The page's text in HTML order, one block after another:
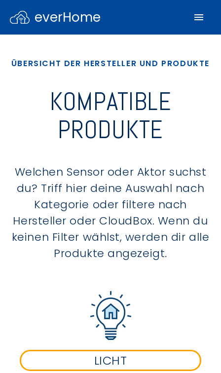
everHome
ÜBERSICHT DER HERSTELLER UND PRODUKTE
KOMPATIBLE
PRODUKTE
Welchen Sensor oder Aktor suchst
du? Triff hier deine Auswahl nach
Kategorie oder filtere nach
Hersteller oder CloudBox. Wenn du
keinen Filter wählst, werden dir alle
Produkte angezeigt.
LICHT